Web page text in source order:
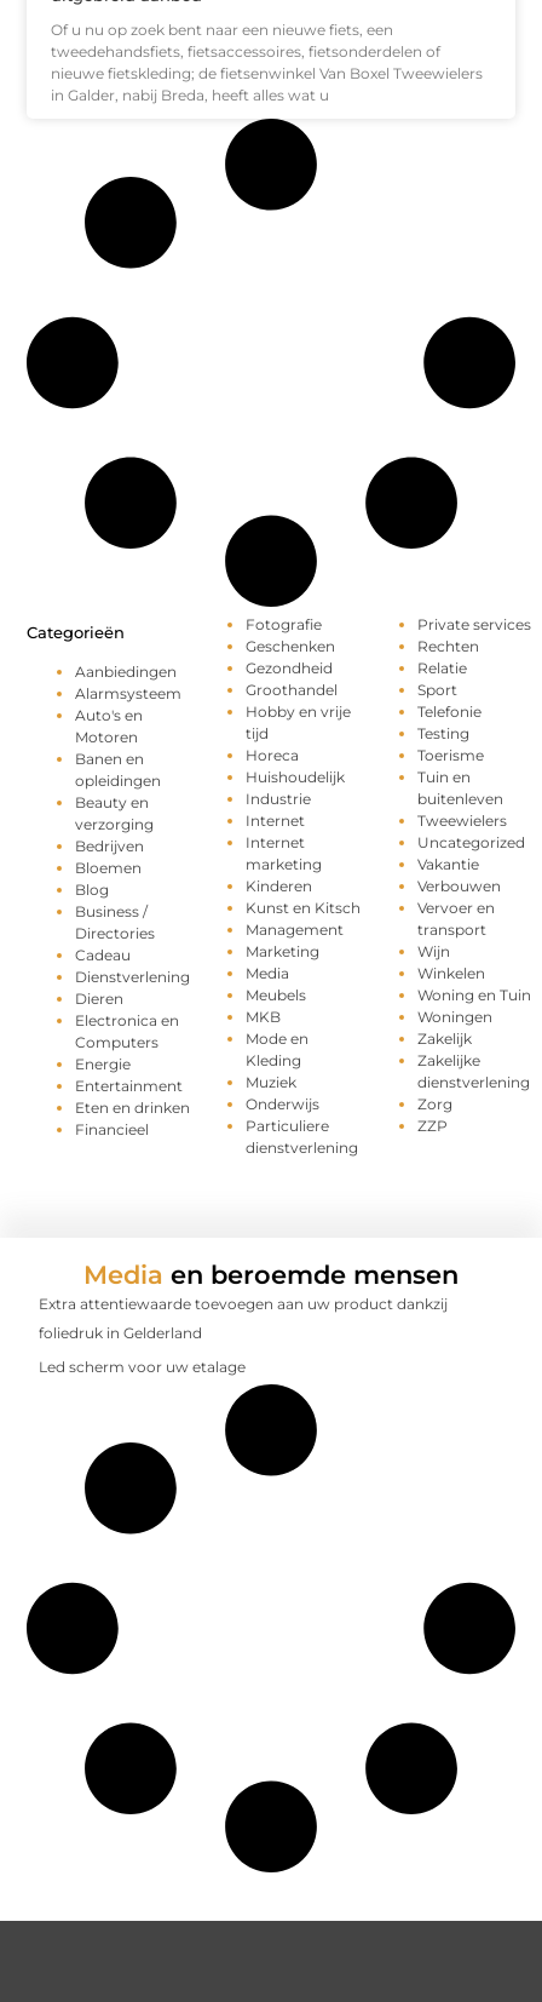
Of u nu op zoek bent naar een nieuwe fiets, een
tweedehandsfiets, fietsaccessoires, fietsonderdelen of
nieuwe fietskleding; de fietsenwinkel Van Boxel Tweewielers
in Galder, nabij Breda, heeft alles wat u
Categorieën
Aanbiedingen
Alarmsysteem
Auto's en
Motoren
Banen en
opleidingen
Beauty en
verzorging
Bedrijven
Bloemen
Blog
Business /
Directories
Cadeau
Dienstverlening
Dieren
Electronica en
Computers
Energie
Entertainment
Eten en drinken
Financieel
Fotografie
Geschenken
Gezondheid
Groothandel
Hobby en vrije
tijd
Horeca
Huishoudelijk
Industrie
Internet
Internet
marketing
Kinderen
Kunst en Kitsch
Management
Marketing
Media
Meubels
MKB
Mode en
Kleding
Muziek
Onderwijs
Particuliere
dienstverlening
Private services
Rechten
Relatie
Sport
Telefonie
Testing
Toerisme
Tuin en
buitenleven
Tweewielers
Uncategorized
Vakantie
Verbouwen
Vervoer en
transport
Wijn
Winkelen
Woning en Tuin
Woningen
Zakelijk
Zakelijke
dienstverlening
Zorg
ZZP
Media en beroemde mensen
Extra attentiewaarde toevoegen aan uw product dankzij
foliedruk in Gelderland
Led scherm voor uw etalage